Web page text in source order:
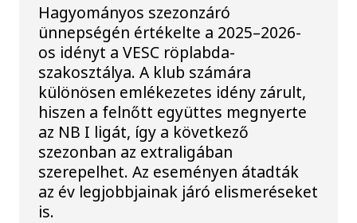
Hagyományos szezonzáró
ünnepségén értékelte a 2025–2026-
os idényt a VESC röplabda-
szakosztálya. A klub számára
különösen emlékezetes idény zárult,
hiszen a felnőtt együttes megnyerte
az NB I ligát, így a következő
szezonban az extraligában
szerepelhet. Az eseményen átadták
az év legjobbjainak járó elismeréseket
is.